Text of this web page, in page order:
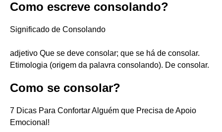
Como escreve consolando?
Significado de Consolando
adjetivo Que se deve consolar; que se há de consolar.
Etimologia (origem da palavra consolando). De consolar.
Como se consolar?
7 Dicas Para Confortar Alguém que Precisa de Apoio
Emocional!